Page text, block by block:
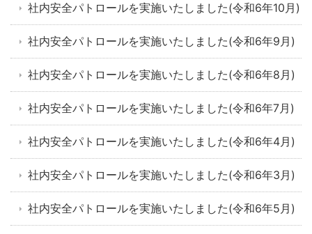
社内安全パトロールを実施いたしました(令和6年10月)
社内安全パトロールを実施いたしました(令和6年9月)
社内安全パトロールを実施いたしました(令和6年8月)
社内安全パトロールを実施いたしました(令和6年7月)
社内安全パトロールを実施いたしました(令和6年4月)
社内安全パトロールを実施いたしました(令和6年3月)
社内安全パトロールを実施いたしました(令和6年5月)